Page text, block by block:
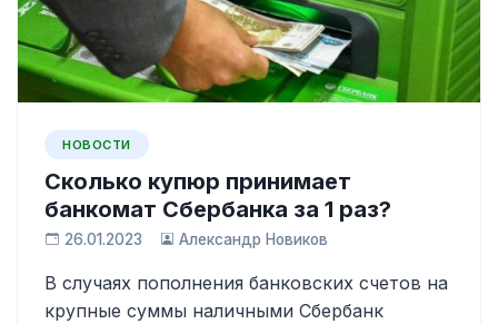
НОВОСТИ
Сколько купюр принимает
банкомат Сбербанка за 1 раз?
26.01.2023 Александр Новиков
В случаях пополнения банковских счетов на
крупные суммы наличными Сбербанк